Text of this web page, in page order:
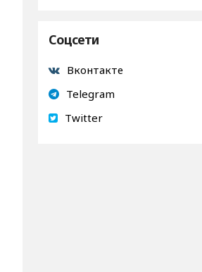
Соцсети
Вконтакте
Telegram
Twitter